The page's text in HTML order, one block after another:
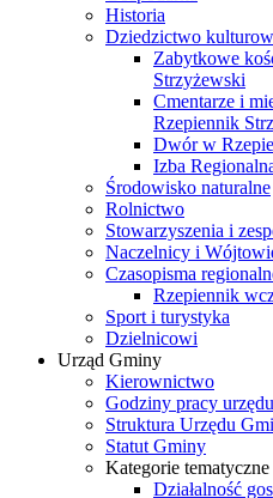
Historia
Dziedzictwo
Zabytkowe
Strzyżewski
Cmentarze i
Rzepiennik
Dwór w
Izba
Środowisko naturalne
Rolnictwo
Stowarzyszenia i
Naczelnicy i
Czasopisma
Rzepiennik
Sport i turystyka
Dzielnicowi
Urząd Gminy
Kierownictwo
Godziny pracy urzędu
Struktura Urzędu
Statut Gminy
Kategorie tematyczne
Działalność